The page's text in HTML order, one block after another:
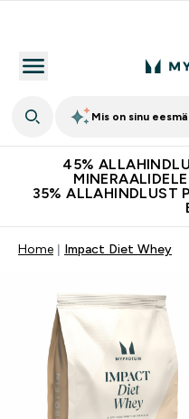
Mis on sinu
45%
35% ALLAHINDLUST
Home Impact Diet Whey